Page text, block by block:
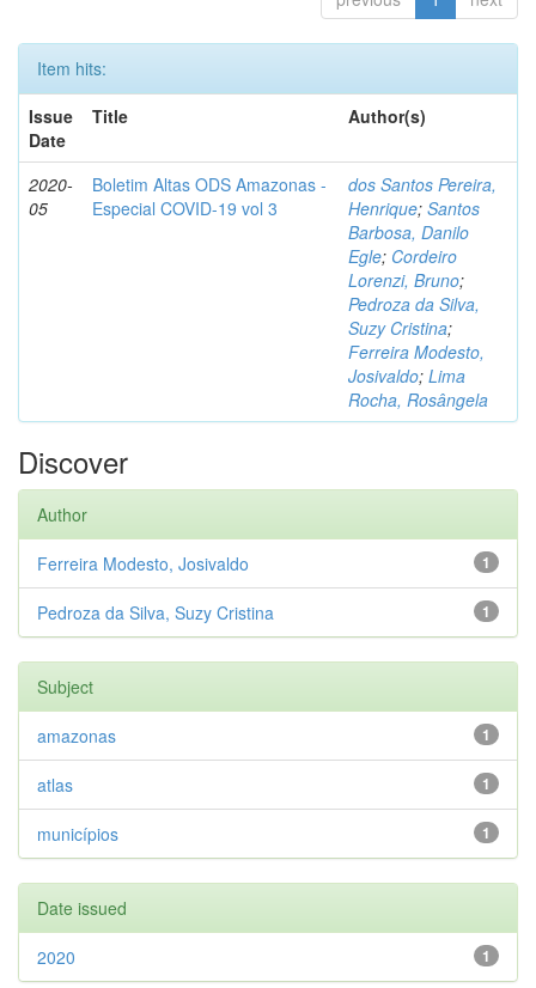
Item hits:
Issue
Date
Title Author(s)
2020-
05
Boletim Altas ODS Amazonas -
Especial COVID-19 vol 3
dos Santos Pereira,
Henrique; Santos
Barbosa, Danilo
Egle; Cordeiro
Lorenzi, Bruno;
Pedroza da Silva,
Suzy Cristina;
Ferreira Modesto,
Josivaldo; Lima
Rocha, Rosângela
Discover
Author
1
Ferreira Modesto, Josivaldo
1
Pedroza da Silva, Suzy Cristina
Subject
1
amazonas
1
atlas
1
municípios
Date issued
1
2020